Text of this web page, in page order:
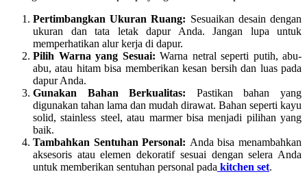
Pertimbangkan Ukuran Ruang: Sesuaikan desain dengan
ukuran dan tata letak dapur Anda. Jangan lupa untuk
memperhatikan alur kerja di dapur.
Pilih Warna yang Sesuai: Warna netral seperti putih, abu-
abu, atau hitam bisa memberikan kesan bersih dan luas pada
dapur Anda.
Gunakan Bahan Berkualitas: Pastikan bahan yang
digunakan tahan lama dan mudah dirawat. Bahan seperti kayu
solid, stainless steel, atau marmer bisa menjadi pilihan yang
baik.
Tambahkan Sentuhan Personal: Anda bisa menambahkan
aksesoris atau elemen dekoratif sesuai dengan selera Anda
untuk memberikan sentuhan personal pada kitchen set.